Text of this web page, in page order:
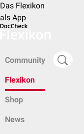
Das Flexikon
als App
Community
Flexikon
Shop
News